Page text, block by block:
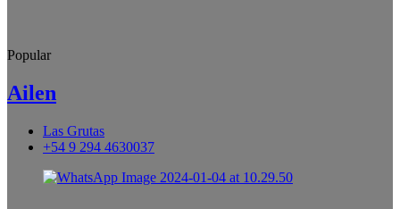
Popular
Ailen
Las Grutas
+54 9 294 4630037